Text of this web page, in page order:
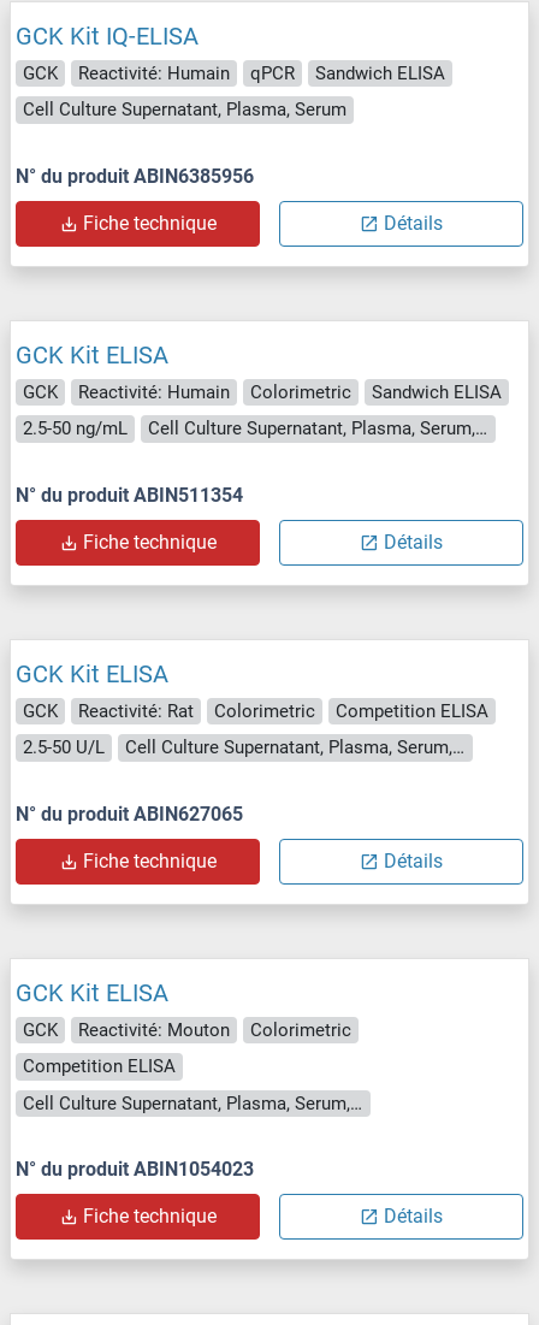
GCK Kit IQ-ELISA
GCK Reactivité: Humain qPCR
Sandwich ELISA
Cell Culture Supernatant, Plasma, Serum
N° du produit ABIN6385956
Fiche technique Détails
GCK Kit ELISA
GCK Reactivité: Humain Colorimetric
Sandwich ELISA
2.5-50 ng/mL
Cell Culture Supernatant, Plasma, Serum, Tissue Homogenate
N° du produit ABIN511354
Fiche technique Détails
GCK Kit ELISA
GCK Reactivité: Rat Colorimetric
Competition ELISA
2.5-50 U/L
Cell Culture Supernatant, Plasma, Serum, Tissue Homogenate
N° du produit ABIN627065
Fiche technique Détails
GCK Kit ELISA
GCK Reactivité: Mouton
Colorimetric
Competition ELISA
Cell Culture Supernatant, Plasma, Serum, Tissue Homogenate
N° du produit ABIN1054023
Fiche technique Détails